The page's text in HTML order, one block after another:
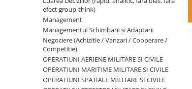
Luarea Deciziilor (rapid, analitic,
fara bias, fara efect group-think)
Management
Managementul Schimbarii si
Negociere (Achizitie / Vanzari /
Cooperare / Competitie)
efect group-think)
Management
Managementul Schimbarii si Adaptarii
Negociere (Achizitie / Vanzari / Cooperare /
Competitie)
OPERATIUNI AERIENE MILITARE SI CIVILE
OPERATIUNI MARITIME MILITARE SI CIVILE
OPERATIUNI SPATIALE MILITARE SI CIVILE